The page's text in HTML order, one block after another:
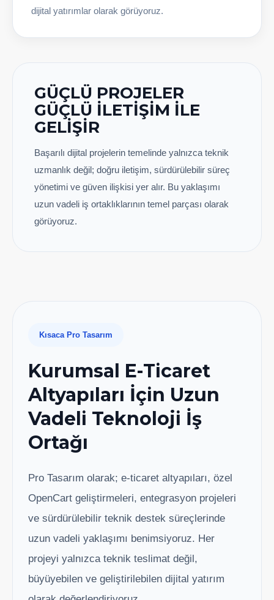
dijital yatırımlar olarak görüyoruz.
GÜÇLÜ PROJELER
GÜÇLÜ İLETIŞIM ILE
GELIŞIR
Başarılı dijital projelerin temelinde yalnızca teknik
uzmanlık değil; doğru iletişim, sürdürülebilir süreç
yönetimi ve güven ilişkisi yer alır. Bu yaklaşımı
uzun vadeli iş ortaklıklarının temel parçası olarak
görüyoruz.
Kısaca Pro Tasarım
Kurumsal E-Ticaret
Altyapıları İçin Uzun
Vadeli Teknoloji İş
Ortağı
Pro Tasarım olarak; e-ticaret altyapıları, özel
OpenCart geliştirmeleri, entegrasyon projeleri
ve sürdürülebilir teknik destek süreçlerinde
uzun vadeli yaklaşımı benimsiyoruz. Her
projeyi yalnızca teknik teslimat değil,
büyüyebilen ve geliştirilebilen dijital yatırım